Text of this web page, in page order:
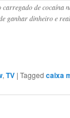
de cocaína
ganhar dinheiro e
, TV | Tagged caixa